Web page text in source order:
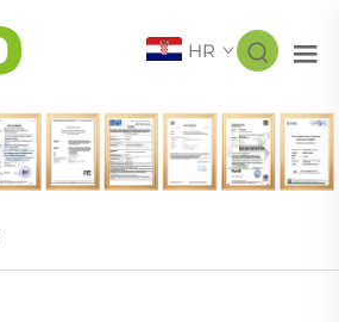
HR